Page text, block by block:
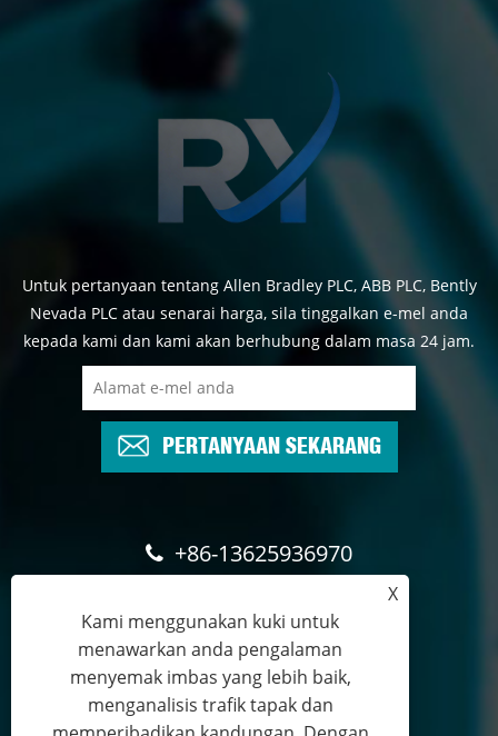
Untuk pertanyaan tentang Allen Bradley PLC, ABB PLC, Bently
Nevada PLC atau senarai harga, sila tinggalkan e-mel anda
kepada kami dan kami akan berhubung dalam masa 24 jam.
PERTANYAAN SEKARANG
+86-13625936970
salesexecutive@plchhg.com
17350282163
X
Kami menggunakan kuki untuk
menawarkan anda pengalaman
menyemak imbas yang lebih baik,
menganalisis trafik tapak dan